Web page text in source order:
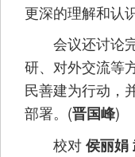
更深的理解和认识
会议还讨论完
研、对外交流等
民善建为行动，
部署。(晋国峰)
校对侯丽娟